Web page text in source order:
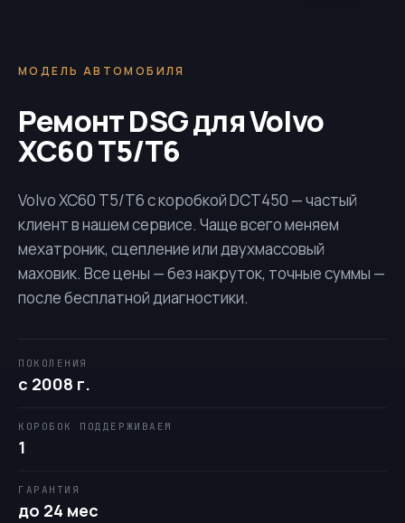
МОДЕЛЬ АВТОМОБИЛЯ
Ремонт DSG для Volvo
XC60 T5/T6
Volvo XC60 T5/T6 с коробкойDCT450 — частый
клиент в нашем сервисе. Чаще всего меняем
мехатроник, сцепление или двухмассовый
маховик. Все цены — без накруток, точные суммы —
после бесплатной диагностики.
ПОКОЛЕНИЯ
с 2008 г.
КОРОБОК ПОДДЕРЖИВАЕМ
1
ГАРАНТИЯ
до 24 мес